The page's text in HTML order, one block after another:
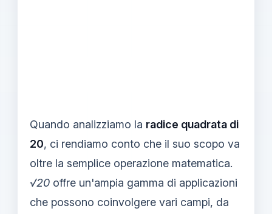
Quando analizziamo la radice quadrata di
20, ci rendiamo conto che il suo scopo va
oltre la semplice operazione matematica.
√20 offre un'ampia gamma di applicazioni
che possono coinvolgere vari campi, da